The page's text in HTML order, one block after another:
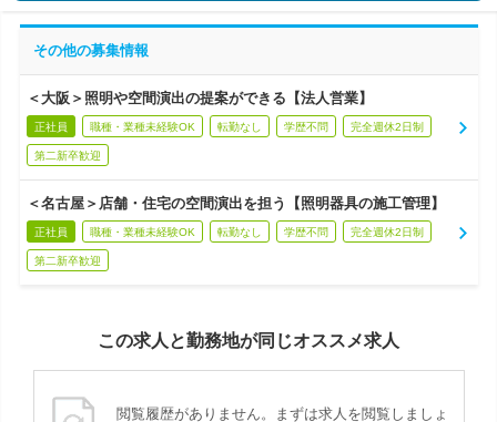
その他の募集情報
＜大阪＞照明や空間演出の提案ができる【法人営業】
正社員 職種・業種未経験OK 転勤なし 学歴不問 完全週休2日制
第二新卒歓迎
＜名古屋＞店舗・住宅の空間演出を担う【照明器具の施工管理】
正社員 職種・業種未経験OK 転勤なし 学歴不問 完全週休2日制
第二新卒歓迎
この求人と勤務地が同じオススメ求人
閲覧履歴がありません。まずは求人を閲覧しましょ